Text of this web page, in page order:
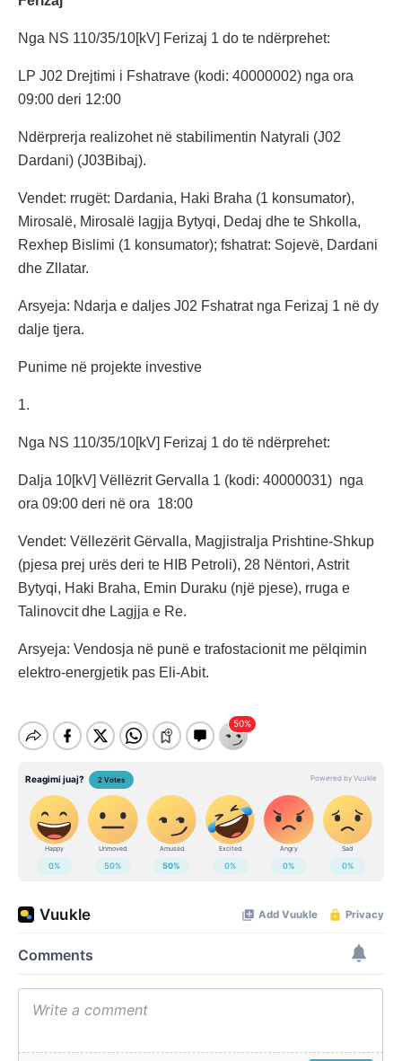
Nga NS 110/35/10[kV] Ferizaj 1 do te ndërprehet:
LP J02 Drejtimi i Fshatrave (kodi: 40000002) nga ora
09:00 deri 12:00
Ndërprerja realizohet në stabilimentin Natyrali (J02
Dardani) (J03Bibaj).
Vendet: rrugët: Dardania, Haki Braha (1 konsumator),
Mirosalë, Mirosalë lagjja Bytyqi, Dedaj dhe te Shkolla,
Rexhep Bislimi (1 konsumator); fshatrat: Sojevë, Dardani
dhe Zllatar.
Arsyeja: Ndarja e daljes J02 Fshatrat nga Ferizaj 1 në dy
dalje tjera.
Punime në projekte investive
1.
Nga NS 110/35/10[kV] Ferizaj 1 do të ndërprehet:
Dalja 10[kV] Vëllëzrit Gervalla 1 (kodi: 40000031) nga
ora 09:00 deri në ora 18:00
Vendet: Vëllezërit Gërvalla, Magjistralja Prishtine-Shkup
(pjesa prej urës deri te HIB Petroli), 28 Nëntori, Astrit
Bytyqi, Haki Braha, Emin Duraku (një pjese), rruga e
Talinovcit dhe Lagjja e Re.
Arsyeja: Vendosja në punë e trafostacionit me pëlqimin
elektro-energjetik pas Eli-Abit.